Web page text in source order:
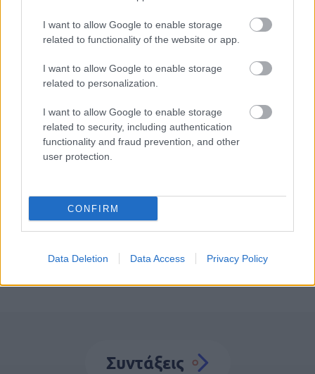
I want to allow Google to enable storage
related to functionality of the website or app.
I want to allow Google to enable storage
related to personalization.
I want to allow Google to enable storage
related to security, including authentication
functionality and fraud prevention, and other
user protection.
CONFIRM
Data Deletion Data Access Privacy Policy
Προσλήψεις αναπληρωτών: Περίπου
30.000 ονόματα στην α' φάση
Συνταξιοδότηση
Συντάξεις